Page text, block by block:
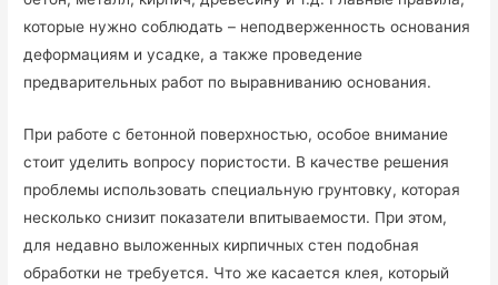
которые нужно соблюдать – неподверженность основания
деформациям и усадке, а также проведение
предварительных работ по выравниванию основания.
При работе с бетонной поверхностью, особое внимание
стоит уделить вопросу пористости. В качестве решения
проблемы использовать специальную грунтовку, которая
несколько снизит показатели впитываемости. При этом,
для недавно выложенных кирпичных стен подобная
обработки не требуется. Что же касается клея, который